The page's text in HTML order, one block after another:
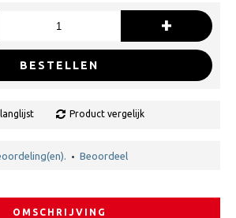
+
BESTELLEN
Product vergelijk
• Beoordeel
OMSCHRIJVING